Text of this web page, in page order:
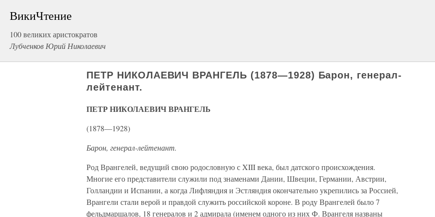
ВикиЧтение
100 великих аристократов
Лубченков Юрий Николаевич
ПЕТР НИКОЛАЕВИЧ ВРАНГЕЛЬ (1878—1928) Барон, генерал-
лейтенант.
ПЕТР НИКОЛАЕВИЧ ВРАНГЕЛЬ
(1878—1928)
Барон, генерал-лейтенант.
Род Врангелей, ведущий свою родословную с XIII века, был датского происхождения.
Многие его представители служили под знаменами Дании, Швеции, Германии, Австрии,
Голландии и Испании, а когда Лифляндия и Эстляндия окончательно укрепились за Россией,
Врангели стали верой и правдой служить российской короне. В роду Врангелей было 7
фельдмаршалов, 18 генералов и 2 адмирала (именем одного из них Ф. Врангеля названы